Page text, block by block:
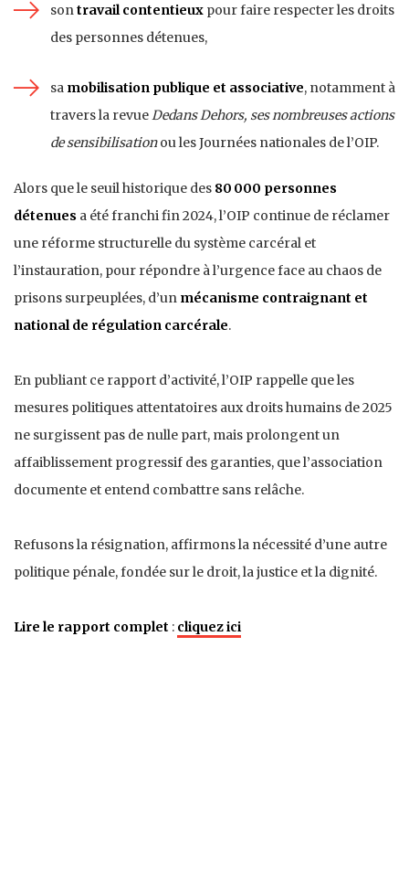
son travail contentieux pour faire respecter les droits
des personnes détenues,
sa mobilisation publique et associative, notamment à
travers la revue Dedans Dehors, ses nombreuses actions
de sensibilisationou les Journées nationales de l’OIP.
Alors que le seuil historique des 80 000 personnes
détenues a été franchi fin 2024, l’OIP continue de réclamer
une réforme structurelle du système carcéral et
l’instauration, pour répondre à l’urgence face au chaos de
prisons surpeuplées, d’un mécanisme contraignant et
national de régulation carcérale.
En publiant ce rapport d’activité, l’OIP rappelle que les
mesures politiques attentatoires aux droits humains de 2025
ne surgissent pas de nulle part, mais prolongent un
affaiblissement progressif des garanties, que l’association
documente et entend combattre sans relâche.
Refusons la résignation, affirmons la nécessité d’une autre
politique pénale, fondée sur le droit, la justice et la dignité.
Lire le rapport complet : cliquez ici